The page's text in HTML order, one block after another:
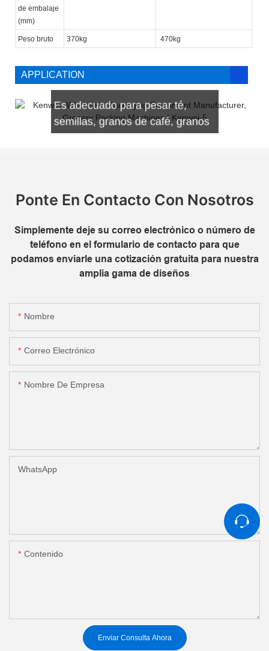
de embalaje
(mm)
Peso bruto 370kg 470kg
APPLICATION
Es adecuado para pesar té,
semillas, granos de café, granos
Ponte En Contacto Con Nosotros
Simplemente deje su correo electrónico o número de
teléfono en el formulario de contacto para que
podamos enviarle una cotización gratuita para nuestra
amplia gama de diseños
Nombre
Correo Electrónico
Nombre De Empresa
WhatsApp
Contenido
Enviar Consulta Ahora